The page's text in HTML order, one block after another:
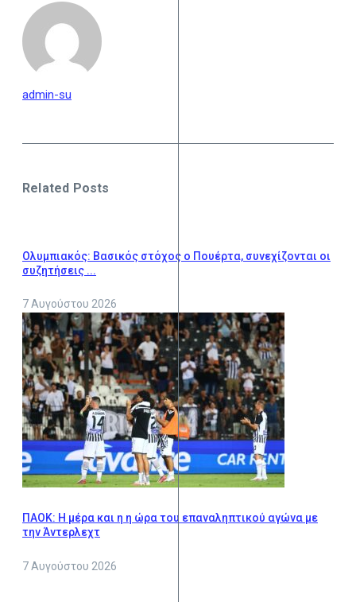
admin-su
Related Posts
Ολυμπιακός: Βασικός στόχος ο Πουέρτα, συνεχίζονται οι
συζητήσεις ...
7 Αυγούστου 2026
ΠΑΟΚ: Η μέρα και η η ώρα του επαναληπτικού αγώνα με
την Άντερλεχτ
7 Αυγούστου 2026